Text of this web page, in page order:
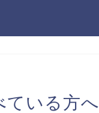
ている方へ